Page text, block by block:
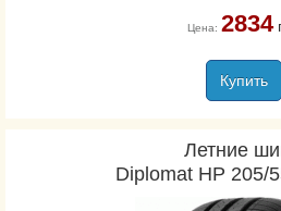
Цена: 2834
Купить
Летние
Diplomat HP 205/